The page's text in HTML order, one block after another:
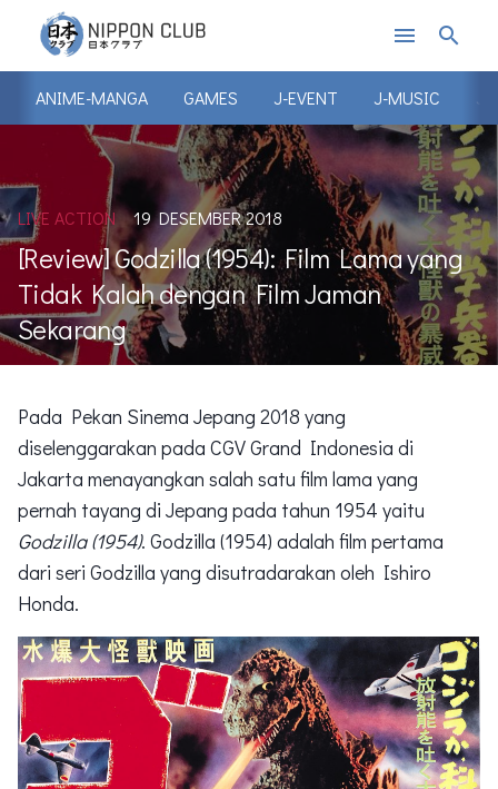
menu search
ANIME-MANGA GAMES J-EVENT J-MUSIC J-
LIVE ACTION 19 DESEMBER 2018
[Review] Godzilla (1954): Film Lama yang
Tidak Kalah dengan Film Jaman
Sekarang
Pada Pekan Sinema Jepang 2018 yang
diselenggarakan pada CGV Grand Indonesia di
Jakarta menayangkan salah satu film lama yang
pernah tayang di Jepang pada tahun 1954 yaitu
Godzilla (1954). Godzilla (1954) adalah film pertama
dari seri Godzilla yang disutradarakan oleh Ishiro
Honda.